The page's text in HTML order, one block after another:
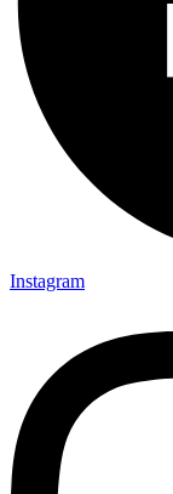
Instagram